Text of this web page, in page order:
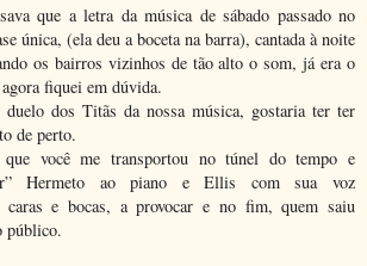
que a letra da música de sábado passado no
única, (ela deu a boceta na barra), cantada à noite
os bairros vizinhos de tão alto o som, já era o
fiquei em dúvida.
dos Titãs da nossa música, gostaria ter ter
de perto.
que você me transportou no túnel do tempo e
Hermeto ao piano e Ellis com sua voz
caras e bocas, a provocar e no fim, quem saiu
público.